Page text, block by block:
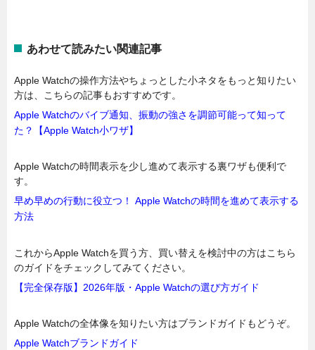
あわせて読みたい関連記事
Apple Watchの操作方法やちょっとした小ネタをもっと知りたい
方は、こちらの記事もおすすめです。
Apple Watchのバイブ通知、振動の強さを調節可能って知って
た？【Apple Watch小ワザ】
Apple Watchの時間表示を少し進めて表示する裏ワザも便利で
す。
早め早めの行動に役立つ！ Apple Watchの時間を進めて表示する
方法
これからApple Watchを買う方、買い替えを検討中の方はこちら
のガイドをチェックしてみてください。
【完全保存版】2026年版・Apple Watchの選び方ガイド
Apple Watchの全体像を知りたい方はブランドガイドもどうぞ。
Apple Watchブランドガイド